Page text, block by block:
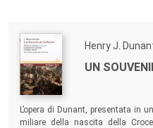
Henry J.
UN
L’opera di Dunant, presentata in
miliare della nascita della